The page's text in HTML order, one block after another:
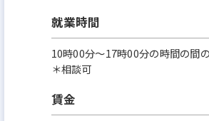
就業時間
10時00分～17時00分の時間の間
＊相談可
賃金